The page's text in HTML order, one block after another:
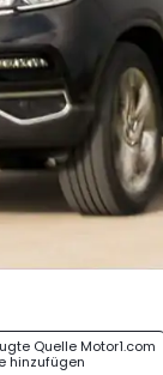
Quelle Motor1.com
hinzufügen